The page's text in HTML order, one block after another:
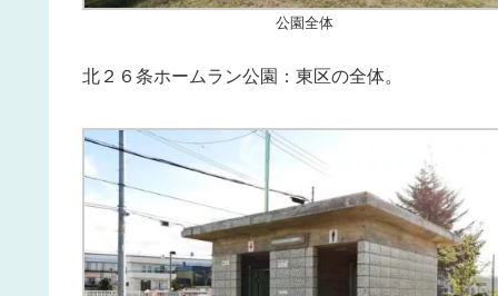
公園全体
北２６条ホームラン公園：東区の全体。